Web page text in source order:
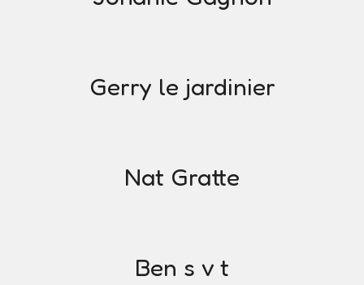
Gerry le jardinier
Nat Gratte
Ben s v t